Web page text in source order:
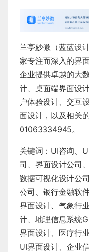
兰亭妙微（蓝蓝设计
家专注而深入的界
企业提供卓越的大
计
桌面端界面设
户体验设计
交互
面设计 ，以及相关
01063334945。
关键词： UI咨询
司、界面设计公司、
数据可视化设计公司
公司
银行金融软
界面设计
气象行业
计
地理信息系统
界面设计
医疗行
UI界面设计
企业